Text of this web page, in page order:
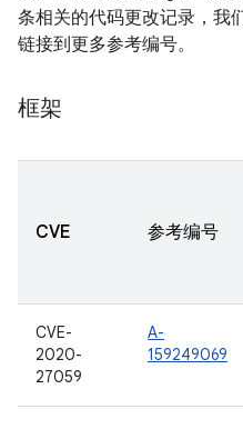
条相关的代码更改记录，我
链接到更多参考编号。
框架
CVE 参考编号
CVE-
2020-
27059
A-
159249069